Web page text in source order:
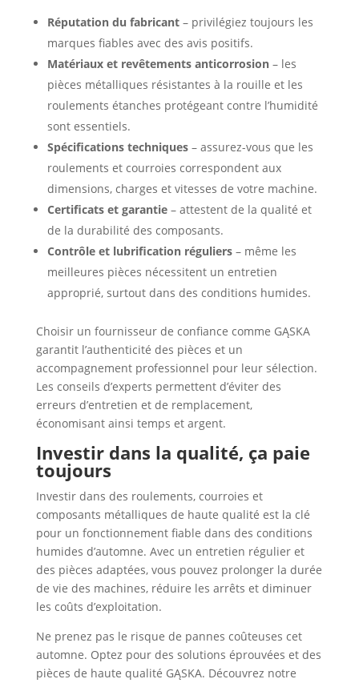
Réputation du fabricant– privilégiez toujours les
marques fiables avec des avis positifs.
Matériaux et revêtements anticorrosion– les
pièces métalliques résistantes à la rouille et les
roulements étanches protégeant contre l’humidité
sont essentiels.
Spécifications techniques– assurez-vous que les
roulements et courroies correspondent aux
dimensions, charges et vitesses de votre machine.
Certificats et garantie– attestent de la qualité et
de la durabilité des composants.
Contrôle et lubrification réguliers– même les
meilleures pièces nécessitent un entretien
approprié, surtout dans des conditions humides.
Choisir un fournisseur de confiance comme GĄSKA
garantit l’authenticité des pièces et un
accompagnement professionnel pour leur sélection.
Les conseils d’experts permettent d’éviter des
erreurs d’entretien et de remplacement,
économisant ainsi temps et argent.
Investir dans la qualité, ça paie
toujours
Investir dans des roulements, courroies et
composants métalliques de haute qualité est la clé
pour un fonctionnement fiable dans des conditions
humides d’automne. Avec un entretien régulier et
des pièces adaptées, vous pouvez prolonger la durée
de vie des machines, réduire les arrêts et diminuer
les coûts d’exploitation.
Ne prenez pas le risque de pannes coûteuses cet
automne. Optez pour des solutions éprouvées et des
pièces de haute qualité GĄSKA. Découvrez notre